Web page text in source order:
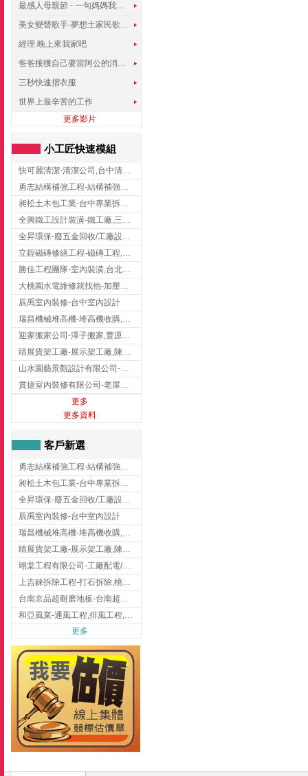
最感人母親節 - 一句媽媽我愛你
美女變聲歌手-夢想土家民歌傳遍世界
經理.晚上來我家吧
爸爸接獲自己要當阿公的消息，反應史上最可愛!!!
三秒快速摺衣服
世界上最辛苦的工作
更多影片
小工匠快速模組
快可麗清潔-清潔公司,台中清潔公司,台中居家清潔
勇志結構補強工程-結構補強工程 ,桃園結構補強工程,龍潭結構補強工程
昶松土木包工業-台中專業拆除工程/挖土機出租
全興鐵工設計裝潢-鐵工廠,三峽鐵工廠,台北鐵工廠
全昇環保-廢五金回收/工廠設備收購/機械設備回收/高價收購廠房設備
立鍠磁磚修繕工程-磁磚工程,磁磚修補,新竹磁磚工程
勝佳工程團隊-室內裝潢,台北房屋裝修,三重室內裝修
大桃園水電維修就找他-加壓馬達,抽水馬達,桃園水電行,中壢水電
辰禹室內裝修-台中室內設計
瑞昌機械堆高機-堆高機收購,新北市堆高機,桃園堆高機
迎家搬家公司-潭子搬家,豐原搬家,大雅搬家,大甲搬家,台中推薦搬家,台中搬家
睛展貨架工廠-展示架工廠,陳列架,台中展示架工廠
山水園藝景觀設計有限公司-景觀工程,景觀設計,新竹園藝工程,新竹景觀設計
貫捷室內裝修有限公司-老屋翻新工程,台中老屋翻新工程,台中舊屋翻新
更多
更多資料
客戶新選
勇志結構補強工程-結構補強工程 ,桃園結構補強工程,龍潭結構補強工程
昶松土木包工業-台中專業拆除工程/挖土機出租
全昇環保-廢五金回收/工廠設備收購/機械設備回收/高價收購廠房設備
辰禹室內裝修-台中室內設計
瑞昌機械堆高機-堆高機收購,新北市堆高機,桃園堆高機
睛展貨架工廠-展示架工廠,陳列架,台中展示架工廠
翊棠工程有限公司-工廠配電/高雄消防機電公司
上吉錸拆除工程-打石拆除,桃園打石拆除,桃園拆除工程
台南京品超耐磨地板-台南超耐磨地板
和亞風業-通風工程,排風工程,彰化通風工程,彰化排風工程
更多